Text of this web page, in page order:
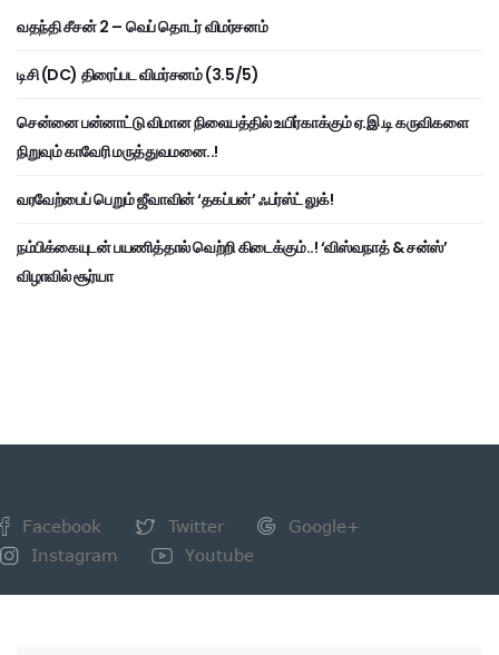
வதந்தி சீசன் 2 – வெப் தொடர் விமர்சனம்
டிசி (DC) திரைப்பட விமர்சனம் (3.5/5)
சென்னை பன்னாட்டு விமான நிலையத்தில் உயிர்காக்கும் ஏ.இ.டி கருவிகளை
நிறுவும் காவேரி மருத்துவமனை..!
வரவேற்பைப் பெறும் ஜீவாவின் ‘தகப்பன்’ ஃபர்ஸ்ட் லுக்!
நம்பிக்கையுடன் பயணித்தால் வெற்றி கிடைக்கும்..! ‘விஸ்வநாத் & சன்ஸ்’
விழாவில் சூர்யா
Facebook Twitter
Google+
Instagram
Youtube